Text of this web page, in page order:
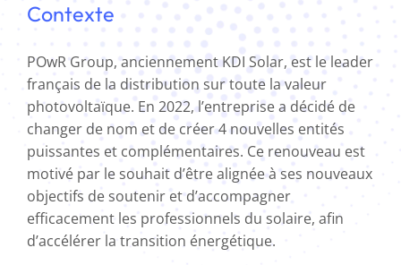
Contexte
POwR Group, anciennement KDI Solar, est le leader
français de la distribution sur toute la valeur
photovoltaïque. En 2022, l’entreprise a décidé de
changer de nom et de créer 4 nouvelles entités
puissantes et complémentaires. Ce renouveau est
motivé par le souhait d’être alignée à ses nouveaux
objectifs de soutenir et d’accompagner
efficacement les professionnels du solaire, afin
d’accélérer la transition énergétique.